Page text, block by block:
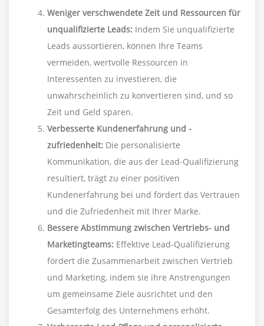
Weniger verschwendete Zeit und Ressourcen für
unqualifizierte Leads: Indem Sie unqualifizierte
Leads aussortieren, können Ihre Teams
vermeiden, wertvolle Ressourcen in
Interessenten zu investieren, die
unwahrscheinlich zu konvertieren sind, und so
Zeit und Geld sparen.
Verbesserte Kundenerfahrung und -
zufriedenheit: Die personalisierte
Kommunikation, die aus der Lead-Qualifizierung
resultiert, trägt zu einer positiven
Kundenerfahrung bei und fördert das Vertrauen
und die Zufriedenheit mit Ihrer Marke.
Bessere Abstimmung zwischen Vertriebs- und
Marketingteams: Effektive Lead-Qualifizierung
fördert die Zusammenarbeit zwischen Vertrieb
und Marketing, indem sie ihre Anstrengungen
um gemeinsame Ziele ausrichtet und den
Gesamterfolg des Unternehmens erhöht.